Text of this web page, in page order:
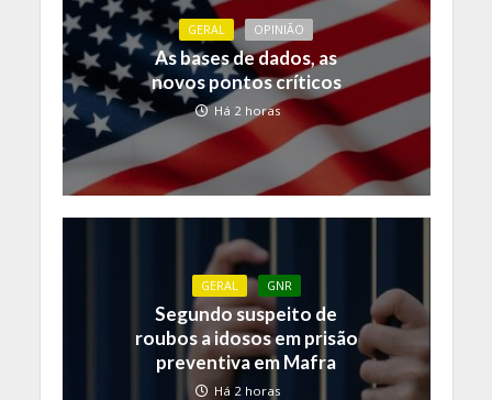
GERAL OPINIÃO
As bases de dados, as
novos pontos críticos
Há 2 horas
GERAL GNR
Segundo suspeito de
roubos a idosos em prisão
preventiva em Mafra
Há 2 horas